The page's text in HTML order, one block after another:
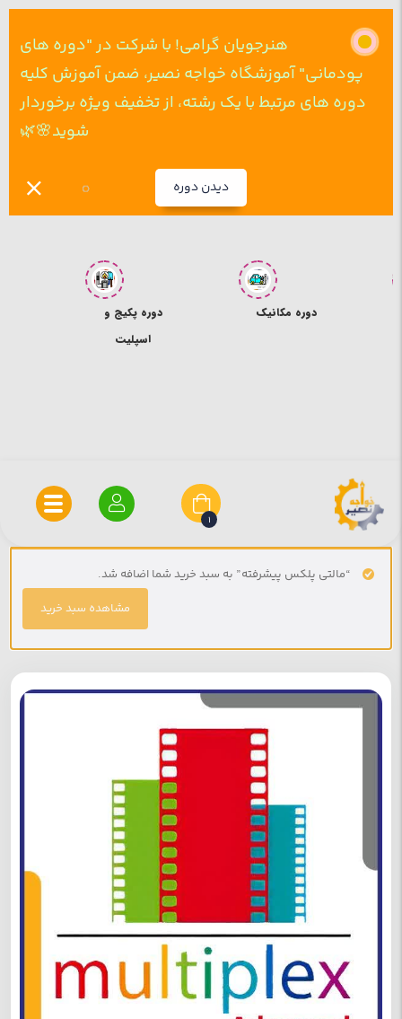
هنرجویان گرامی! با شرکت در "دوره های
پودمانی" آموزشگاه خواجه نصیر، ضمن آموزش کلیه
دوره های مرتبط با یک رشته، از تخفیف ویژه برخوردار
شوید🌸🌿
دیدن دوره
دوره پکیج و
تعمیر لوازم
خانگی
1
“مالتی پلکس پیشرفته” به سبد خرید شما اضافه شد.
مشاهده سبد خرید